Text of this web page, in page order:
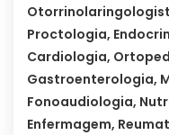
Proctologia,
Cardiologia,
Gastroenterologia,
Fonoaudiologia,
Enfermagem,